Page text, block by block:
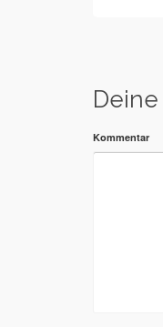
Kommentar